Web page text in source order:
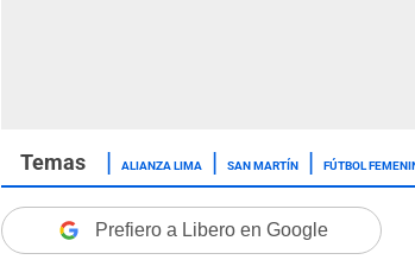
ALIANZA LIMA SAN MARTÍN FÚTBOL
Prefiero a Libero en Google